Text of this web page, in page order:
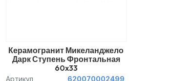
Керамогранит Микеланджело
Дарк Ступень Фронтальная
60x33
Артикул 620070002499